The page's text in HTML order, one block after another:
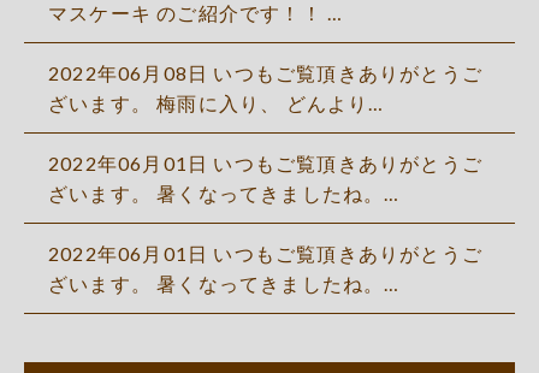
マスケーキ のご紹介です！！ …
2022年06月08日 いつもご覧頂きありがとうご
ざいます。 梅雨に入り、 どんより…
2022年06月01日 いつもご覧頂きありがとうご
ざいます。 暑くなってきましたね。…
2022年06月01日 いつもご覧頂きありがとうご
ざいます。 暑くなってきましたね。…